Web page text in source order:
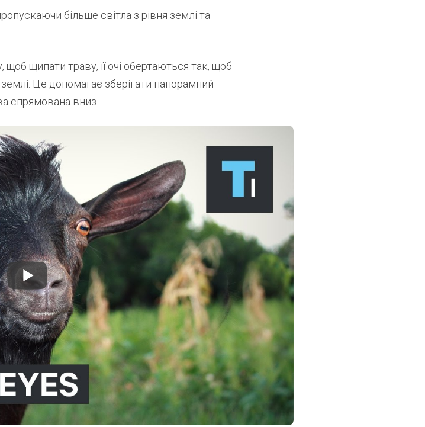
більше світла з рівня землі та
щипати траву, її очі обертаються так, щоб
Це допомагає зберігати панорамний
спрямована вниз.